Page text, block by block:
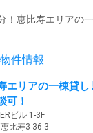
探す
！恵比寿エリアの
件情報
エリアの一棟貸し
可！
ビル 1-3F
比寿3-36-3